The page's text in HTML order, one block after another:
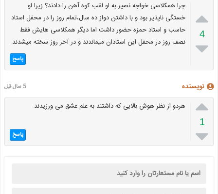

4

چرا همکلاسی خواجه نصیر به او لقب کوه آهن را دادند؟ زیرا او
خستگی ناپذیر بود و با داشتن دواز ده سال،تمام روز را در محفل استاد
حاسب و استاد حمزه حضور داشت اما دیگر همکلاسی هایش فقط
نصف روز در محفل این استادان میماندند و در آخر روز سخته میشدند.
پاسخ
نویسنده 5 سال قبل

1

هردو از نظر هوش بالایی که داشتند به علم عشق می ورزیدند.
پاسخ